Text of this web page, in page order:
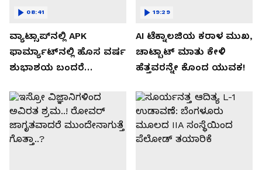
ವ್ಯಾಟ್ಸಾಪ್‌ನಲ್ಲಿ APK
ಫಾರ್ಮ್ಯಾಟ್‌ನಲ್ಲಿ ಹೊಸ ವರ್ಷ
ಶುಭಾಶಯ ಬಂದರೆ
08:41
AI ಟೆಕ್ನಾಲಜಿಯ ಕರಾಳ ಮುಖ,
ಚಾಟ್ಬಾಟ್ ಮಾತು ಕೇಳಿ
ಹೆತ್ತವರನ್ನೇ ಕೊಂದ ಯುವಕ!
19:29